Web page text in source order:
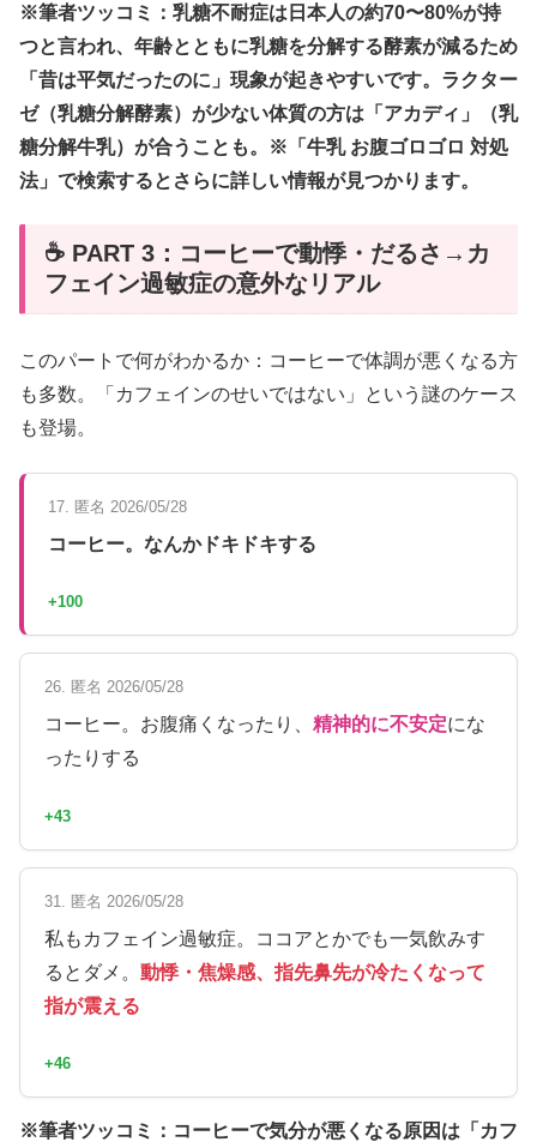
※筆者ツッコミ：乳糖不耐症は日本人の約70〜80%が持
つと言われ、年齢とともに乳糖を分解する酵素が減るため
「昔は平気だったのに」現象が起きやすいです。ラクター
ゼ（乳糖分解酵素）が少ない体質の方は「アカディ」（乳
糖分解牛乳）が合うことも。※「牛乳 お腹ゴロゴロ 対処
法」で検索するとさらに詳しい情報が見つかります。
☕ PART 3：コーヒーで動悸・だるさ→カ
フェイン過敏症の意外なリアル
このパートで何がわかるか：コーヒーで体調が悪くなる方
も多数。「カフェインのせいではない」という謎のケース
も登場。
17. 匿名 2026/05/28
コーヒー。なんかドキドキする
+100
26. 匿名 2026/05/28
コーヒー。お腹痛くなったり、 精神的に不安定にな
ったりする
+43
31. 匿名 2026/05/28
私もカフェイン過敏症。ココアとかでも一気飲みす
るとダメ。 動悸・焦燥感、指先鼻先が冷たくなって
指が震える
+46
※筆者ツッコミ：コーヒーで気分が悪くなる原因は「カフ